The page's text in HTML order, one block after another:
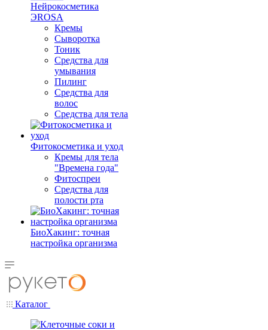
Нейрокосметика
ЭROSA
Кремы
Сыворотка
Тоник
Средства для
умывания
Пилинг
Средства для
волос
Средства для тела
Фитокосметика и уход
Кремы для тела
"Времена года"
Фитоспреи
Средства для
полости рта
БиоХакинг: точная
настройка организма
Каталог